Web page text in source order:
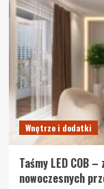
przy
po
kroku
Wnętrze i dodatki
Taśmy LED COB
nowoczesnych